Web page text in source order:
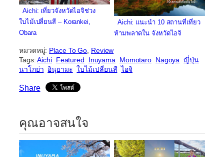
Aichi: เที่ยวจังหวัดไอจิช่วง
ใบไม้เปลี่ยนสี – Korankei,
Obara
Aichi: แนะนำ 10 สถานที่เที่ยว
ห้ามพลาดใน จังหวัดไอจิ
หมวดหมู่: Place To Go Review
Tags:Aichi Featured Inuyama Momotaro Nagoya ญี่ปุ่น
นาโกย่า อินุยามะ ใบไม้เปลี่ยนสี ไอจิ
Share
คุณอาจสนใจ